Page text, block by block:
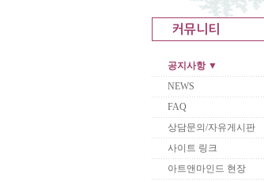
공지사항 ▼
NEWS
FAQ
상담문의/자유게시판
사이트 링크
아트앤마인드 현장